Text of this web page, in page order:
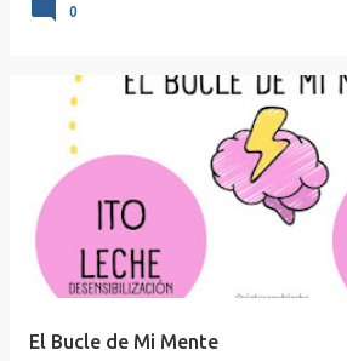
0
El Bucle de Mi Mente